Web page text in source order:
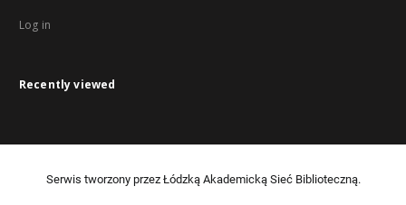
Log in
Recently viewed
Serwis tworzony przez Łódzką Akademicką Sieć Biblioteczną.